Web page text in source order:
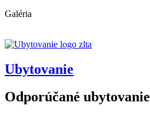
Galéria
Ubytovanie
Odporúčané ubytovanie